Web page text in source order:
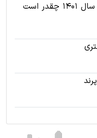
وام مسکن بنیاد شهید در سال 1401 چقدر است